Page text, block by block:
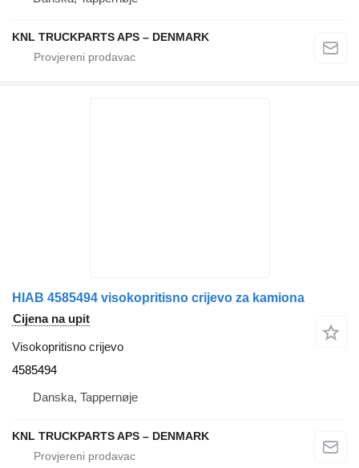
KNL TRUCKPARTS APS – DENMARK
HIAB 4585494 visokopritisno crijevo za kamiona
Cijena na upit
Visokopritisno crijevo
4585494
Danska, Tappernøje
KNL TRUCKPARTS APS – DENMARK